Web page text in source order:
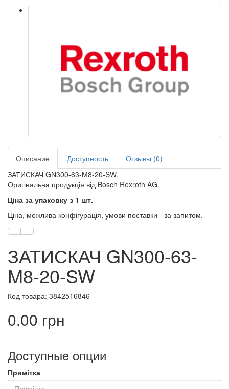
Описание Доступность
Отзывы (0)
ЗАТИСКАЧ GN300-63-M8-20-SW.
Оригінальна продукція від Bosch Rexroth AG.
Ціна за упаковку з 1 шт.
Ціна, можлива конфігурація, умови поставки - за запитом.
ЗАТИСКАЧ GN300-63-
M8-20-SW
Код товара: 3842516846
0.00 грн
Доступные опции
Примітка